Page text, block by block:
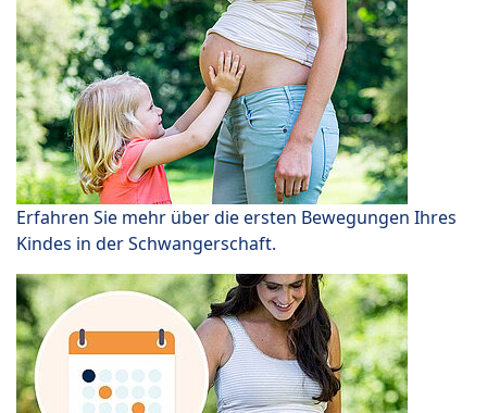
Erfahren Sie mehr über die ersten Bewegungen Ihres
Kindes in der Schwangerschaft.